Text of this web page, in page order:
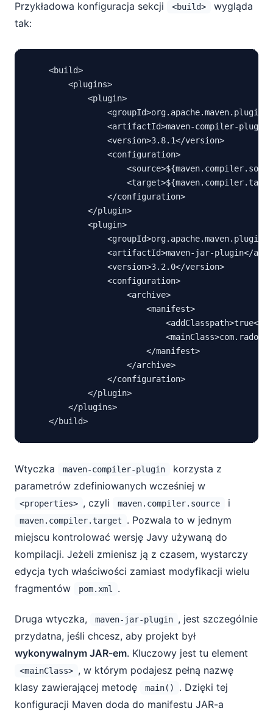
Przykładowa konfiguracja sekcji <build>
wygląda
tak:
    <build>
        <plugins>
            <plugin>
<artifactId>maven-compiler-
                <version>3.8.1</version>
                <configuration>
                </configuration>
            </plugin>
            <plugin>
<artifactId>maven-jar-plugin</
                <version>3.2.0</version>
                <configuration>
                    <archive>
                        <manifest>
<addClasspath>true</
                        </manifest>
                    </archive>
                </configuration>
            </plugin>
        </plugins>
Wtyczka maven-compiler-plugin
korzysta z
parametrów zdefiniowanych wcześniej w
<properties> , czyli maven.compiler.source i
maven.compiler.target
. Pozwala to w jednym
miejscu kontrolować wersję Javy używaną do
kompilacji. Jeżeli zmienisz ją z czasem, wystarczy
edycja tych właściwości zamiast modyfikacji wielu
fragmentów
pom.xml .
Druga wtyczka, maven-jar-plugin , jest szczególnie
przydatna, jeśli chcesz, aby projekt był
wykonywalnym JAR-em. Kluczowy jest tu element
<mainClass> , w którym podajesz pełną nazwę
klasy zawierającej metodę
main()
. Dzięki tej
konfiguracji Maven doda do manifestu JAR-a